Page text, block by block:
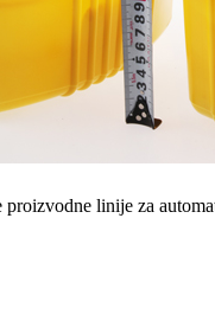
linije za